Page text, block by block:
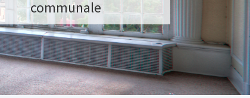
communale